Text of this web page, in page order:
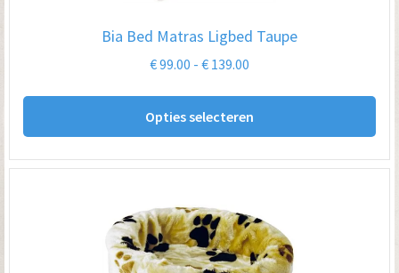
Bia Bed Matras Ligbed Taupe
€99.00 - € 139.00
€ 139.00
Opties selecteren
Dit